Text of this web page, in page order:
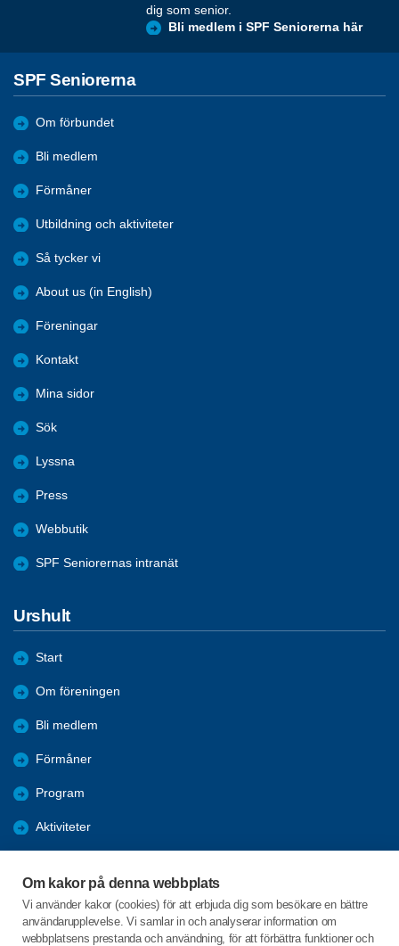
Om kakor på denna webbplats
Vi använder kakor (cookies) för att erbjuda dig som besökare en bättre
användarupplevelse. Vi samlar in och analyserar information om
webbplatsens prestanda och användning, för att förbättra funktioner och
dig som senior.
Bli medlem i SPF Seniorerna här
SPF Seniorerna
Om förbundet
Bli medlem
Förmåner
Utbildning och aktiviteter
Så tycker vi
About us (in English)
Föreningar
Kontakt
Mina sidor
Sök
Lyssna
Press
Webbutik
SPF Seniorernas intranät
Urshult
Start
Om föreningen
Bli medlem
Förmåner
Program
Aktiviteter
Årsmöte 2026